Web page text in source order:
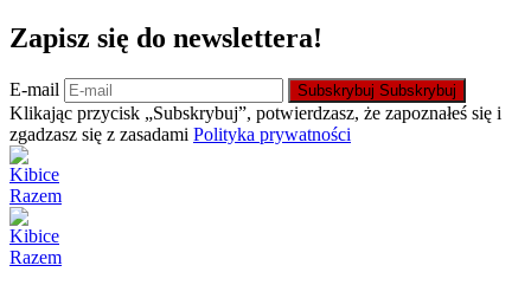
Zapisz się do newslettera!
E-mail Subskrybuj Subskrybuj
Klikając przycisk „Subskrybuj”, potwierdzasz, że zapoznałeś się i
zgadzasz się z zasadami Polityka prywatności